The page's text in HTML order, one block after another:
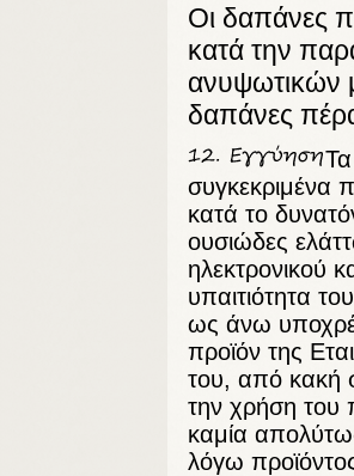
Οι δαπάνες
κατά την
ανυψωτικών
δαπάνες
συγκεκριμένα
κατά το
ουσιώδες
ηλεκτρονικού
υπαιτιότητα
ως άνω
προϊόν της
του, από κακή
την χρήση του
καμία
λόγω